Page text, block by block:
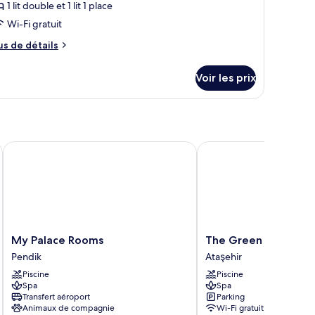
1 lit double et 1 lit 1 place
Wi-Fi gratuit
de détails
Voir les prix
My
Palace
Rooms
Pendik
My Palace Rooms
Pendik
Piscine
Spa
Transfert aéroport
Animaux de compagnie
My Palace Rooms
The
Green
Park
Bostancı
Ataşehir
The Green Park
Ataşehir
Piscine
Spa
Parking
Wi-Fi gratuit
The Green Park